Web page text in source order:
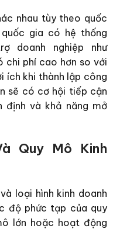
nhau tùy theo quốc
gia có hệ thống
doanh nghiệp như
chi phí cao hơn so với
ích khi thành lập công
sẽ có cơ hội tiếp cận
định và khả năng mở
Quy Mô Kinh
loại hình kinh doanh
độ phức tạp của quy
lớn hoặc hoạt động